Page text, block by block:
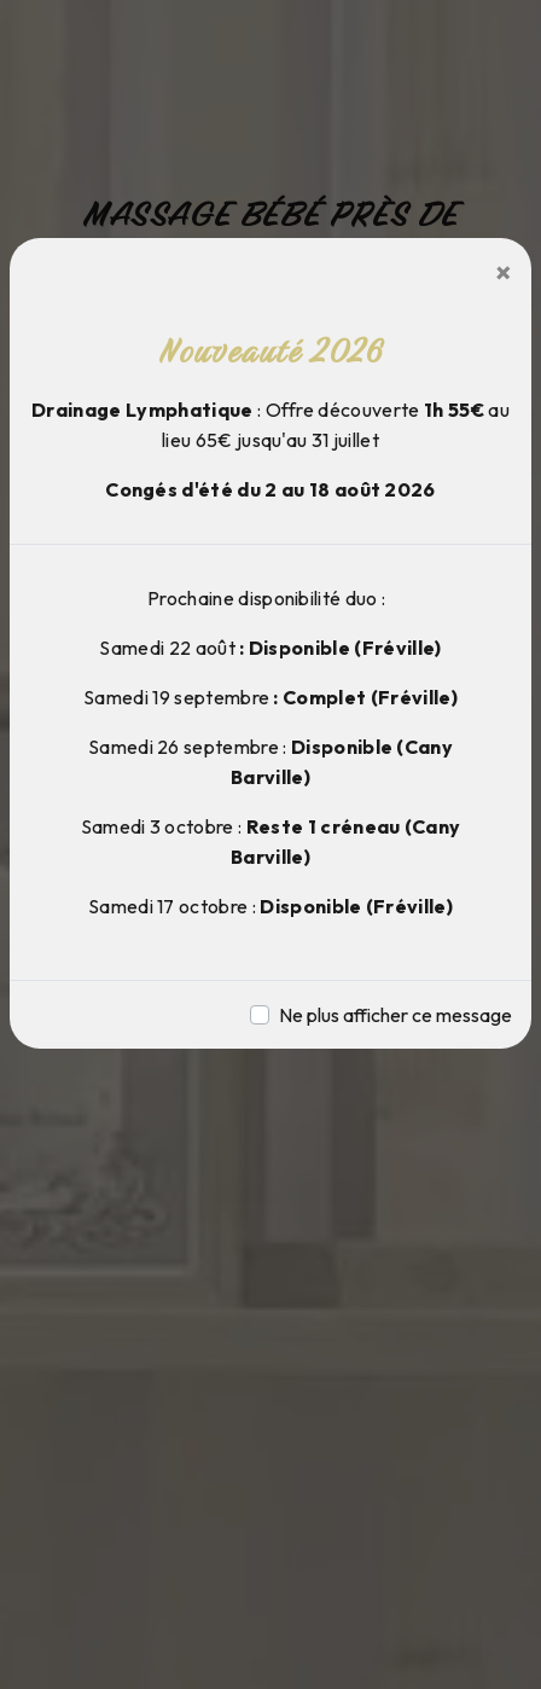
Nouveauté 2026
Drainage Lymphatique : Offre découverte 1h 55€au
lieu 65€ jusqu'au 31 juillet
Congés d'été du 2 au 18 août 2026
×
Prochaine disponibilité duo :
Samedi 22 août: Disponible (Fréville)
Samedi 19 septembre : Complet (Fréville)
Samedi 26 septembre : Disponible (Cany
Barville)
Samedi 3 octobre : Reste 1 créneau (Cany
Barville)
Samedi 17 octobre : Disponible (Fréville)
Ne plus afficher ce message
MASSAGE BÉBÉ PRÈS DE
Cocoon et moi